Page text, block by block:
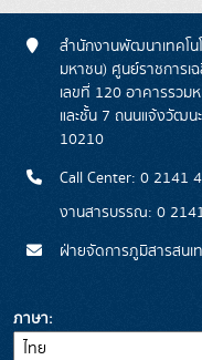
สำนักงานพัฒนาเทคโน
มหาชน) ศูนย์ราชการ
เลขที่ 120 อาคารรวม
และชั้น 7 ถนนแจ้งวัฒน
10210
Call Center: 0 2141
งานสารบรรณ: 0
ฝ่ายจัดการภูมิสารสน
ภาษา